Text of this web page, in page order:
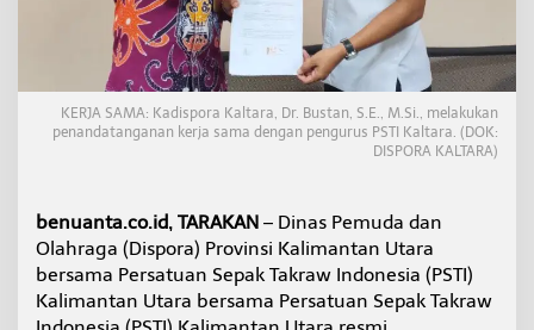
m
b
n
a
a
n
a
k
T
a
k
KERJA SAMA: Kadispora Kaltara, Dr. Bustan, S.E., M.Si., melakukan
penandatanganan kerja sama dengan pengurus PSTI Kaltara. (DOK:
DISPORA KALTARA)
benuanta.co.id, TARAKAN – Dinas Pemuda dan
Olahraga (Dispora) Provinsi Kalimantan Utara
bersama Persatuan Sepak Takraw Indonesia (PSTI)
Kalimantan Utara bersama Persatuan Sepak Takraw